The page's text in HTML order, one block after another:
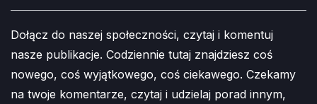
Dołącz do naszej społeczności, czytaj i komentuj
nasze publikacje. Codziennie tutaj znajdziesz coś
nowego, coś wyjątkowego, coś ciekawego. Czekamy
na twoje komentarze, czytaj i udzielaj porad innym,